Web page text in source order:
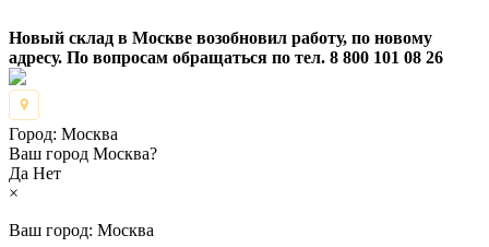
Новый склад в Москве возобновил работу, по новому
адресу. По вопросам обращаться по тел. 8 800 101 08 26
Город: Москва
Ваш город Москва?
Да Нет
×
Ваш город: Москва